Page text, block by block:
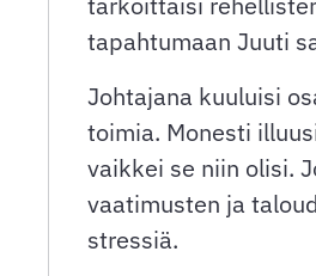
tapahtumaan Juuti
Johtajana kuuluisi
toimia. Monesti
vaikkei se niin olisi.
vaatimusten ja
stressiä.